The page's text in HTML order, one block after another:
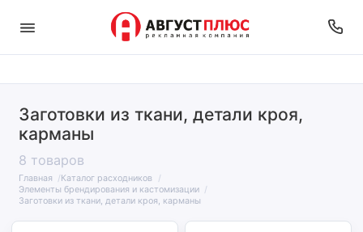
Заготовки из ткани, детали кроя,
карманы
8 товаров
Главная
Каталог расходников
Элементы брендирования и кастомизации
Заготовки из ткани, детали кроя, карманы